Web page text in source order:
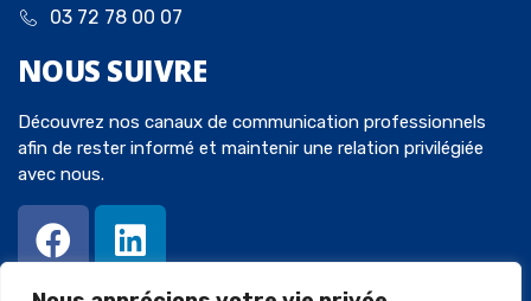
03 72 78 00 07
NOUS SUIVRE
Découvrez nos canaux de communication professionnels
afin de rester informé et maintenir une relation privilégiée
avec nous.